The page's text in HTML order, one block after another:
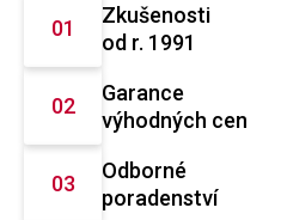
Zkušenosti
od r. 1991
Garance
výhodných cen
Odborné
poradenství